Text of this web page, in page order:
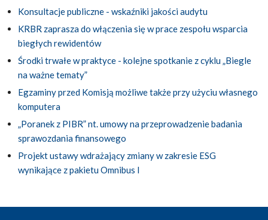
Konsultacje publiczne - wskaźniki jakości audytu
KRBR zaprasza do włączenia się w prace zespołu wsparcia
biegłych rewidentów
Środki trwałe w praktyce - kolejne spotkanie z cyklu „Biegle
na ważne tematy”
Egzaminy przed Komisją możliwe także przy użyciu własnego
komputera
„Poranek z PIBR” nt. umowy na przeprowadzenie badania
sprawozdania finansowego
Projekt ustawy wdrażający zmiany w zakresie ESG
wynikające z pakietu Omnibus I